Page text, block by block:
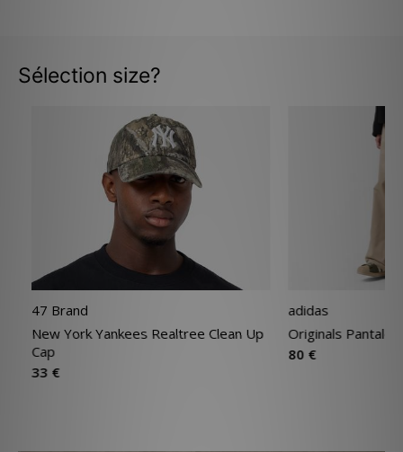
Sélection size?
47 Brand
New York Yankees Realtree Clean Up
Cap
33 €
adidas
Originals
80 €